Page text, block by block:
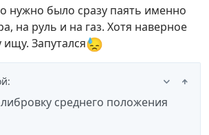
нужно было сразу паять именно
на руль и на газ. Хотя наверное
Запутался😓
:
среднего положения